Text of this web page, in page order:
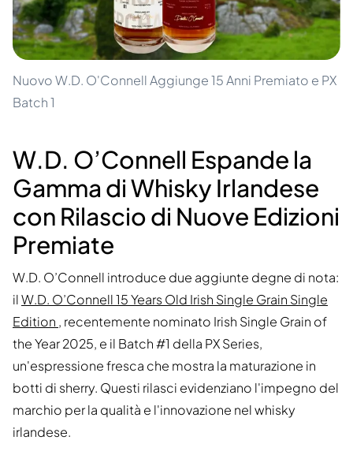
Nuovo W.D. O'Connell Aggiunge 15 Anni Premiato e PX
Batch 1
W.D. O’Connell Espande la
Gamma di Whisky Irlandese
con Rilascio di Nuove Edizioni
Premiate
W.D. O’Connell introduce due aggiunte degne di nota:
ilW.D. O’Connell 15 Years Old Irish Single Grain Single
Edition , recentemente nominato Irish Single Grain of
the Year 2025, e il Batch #1 della PX Series,
un'espressione fresca che mostra la maturazione in
botti di sherry. Questi rilasci evidenziano l'impegno del
marchio per la qualità e l'innovazione nel whisky
irlandese.